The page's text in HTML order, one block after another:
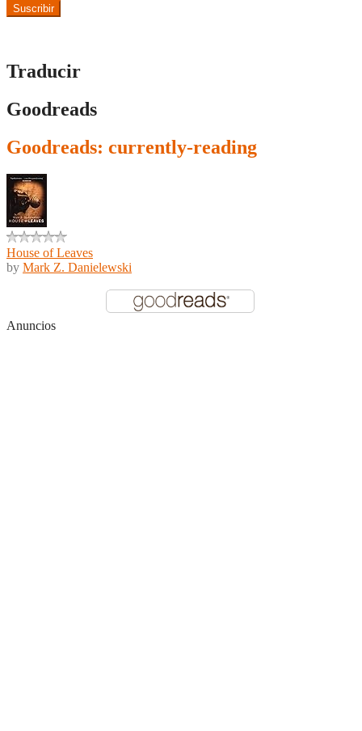
Suscribir
Traducir
Goodreads
Goodreads: currently-reading
House of Leaves
by Mark Z. Danielewski
Anuncios